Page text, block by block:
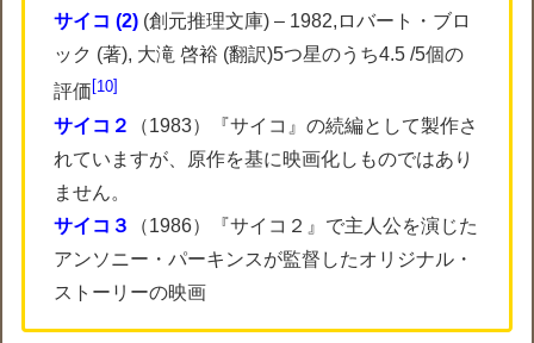
サイコ (2) (創元推理文庫) – 1982,ロバート・ブロ
ック (著), 大滝 啓裕 (翻訳)5つ星のうち4.5 /5個の
評価 10
サイコ２
（1983）『サイコ』の続編として製作さ
れていますが、原作を基に映画化しものではあり
ません。
サイコ３
（1986）『サイコ２』で主人公を演じた
アンソニー・パーキンスが監督したオリジナル・
ストーリーの映画